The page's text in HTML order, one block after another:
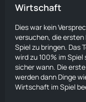
Wirtschaft
Dies war kein
versuchen, die
Spiel zu bringen. Das
wird zu 100% im
sicher wann. Die
werden dann Dinge
Wirtschaft im Spiel